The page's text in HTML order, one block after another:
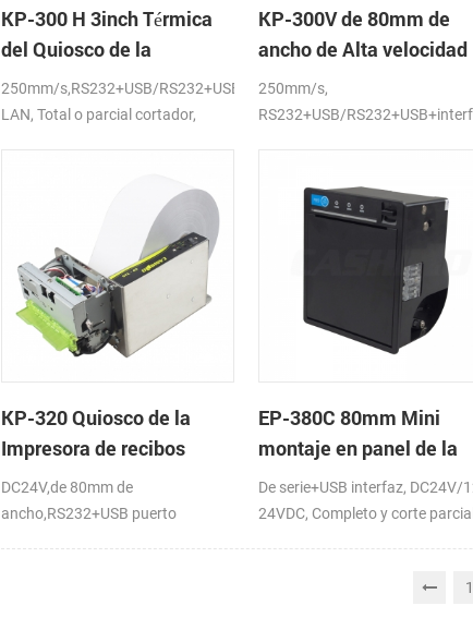
KP-300 H 3inch Térmica
del Quiosco de la
Impresora Módulo de
250mm/s,RS232+USB/RS232+USB+interfaces
LAN, Total o parcial cortador,
KP-300V de 80mm de
ancho de Alta velocidad
de la Impresora Térmica
del Quiosco
250mm/s,
RS232+USB/
KP-320 Quiosco de la
Impresora de recibos
Térmica, con Cortador
Automático
DC24V,de 80mm de
ancho,RS232+USB puerto
EP-380C 80mm Mini
montaje en panel de la
impresora térmica
De serie+USB interfaz, DC24V/
24VDC, Completo y corte parcial
1